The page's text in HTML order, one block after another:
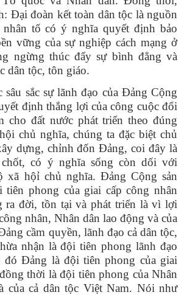
Đại đoàn kết toàn dân tộc là nguồn
nhân tố có ý nghĩa quyết định bảo
vững của sự nghiệp cách mạng ở
ngừng thúc đẩy sự bình đẳng và
dân tộc, tôn giáo.
sâu sắc sự lãnh đạo của Đảng Cộng
định thắng lợi của công cuộc đổi
cho đất nước phát triển theo đúng
chủ nghĩa, chúng ta đặc biệt chủ
dựng, chỉnh đốn Đảng, coi đây là
có ý nghĩa sống còn dối với
xã hộỉ chủ nghĩa. Đảng Cộng sản
phong của giai cấp công nhân
ra đời, tồn tại và phát triển là vì lợi
nhân, Nhân dân lao động và của
cầm quyền, lãnh đạo cả dân tộc,
nhận là đội tiên phong lãnh đạo
đó Đảng là đội tiên phong của giai
thời là đội tiên phong của Nhân
của cả dân tộc Việt Nam. Nói như